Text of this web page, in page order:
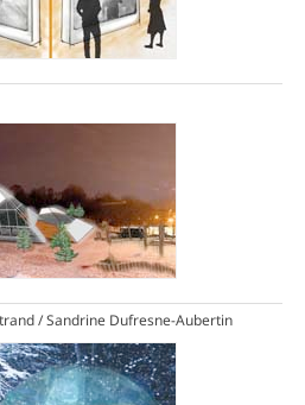
/ Sandrine Dufresne-Aubertin